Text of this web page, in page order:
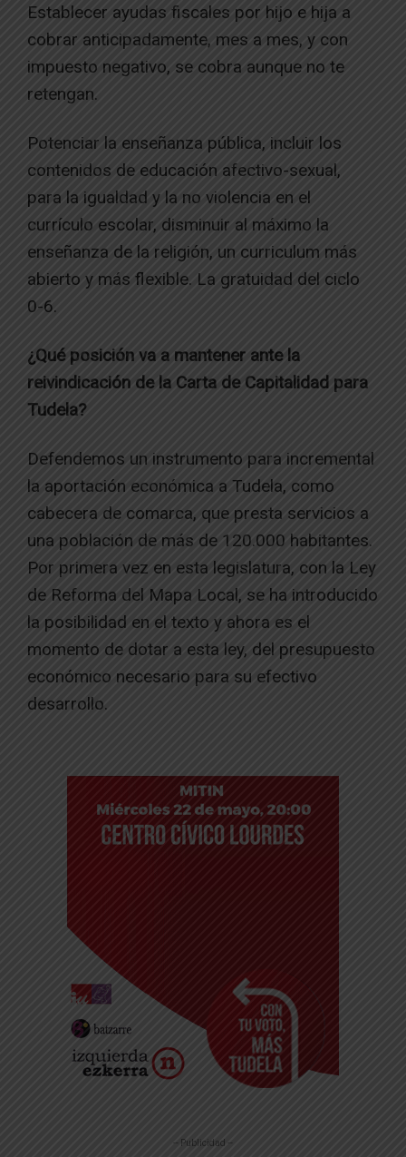
Establecer ayudas fiscales por hijo e hija a
cobrar anticipadamente, mes a mes, y con
impuesto negativo, se cobra aunque no te
retengan.
Potenciar la enseñanza pública, incluir los
contenidos de educación afectivo-sexual,
para la igualdad y la no violencia en el
currículo escolar, disminuir al máximo la
enseñanza de la religión, un curriculum más
abierto y más flexible. La gratuidad del ciclo
0-6.
¿Qué posición va a mantener ante la
reivindicación de la Carta de Capitalidad para
Tudela?
​Defendemos un instrumento para incremental
la aportación económica a Tudela, como
cabecera de comarca, que presta servicios a
una población de más de 120.000 habitantes.
Por primera vez en esta legislatura, con la Ley
de Reforma del Mapa Local, se ha introducido
la posibilidad en el texto y ahora es el
momento de dotar a esta ley, del presupuesto
económico necesario para su efectivo
desarrollo.
-- Publicidad --